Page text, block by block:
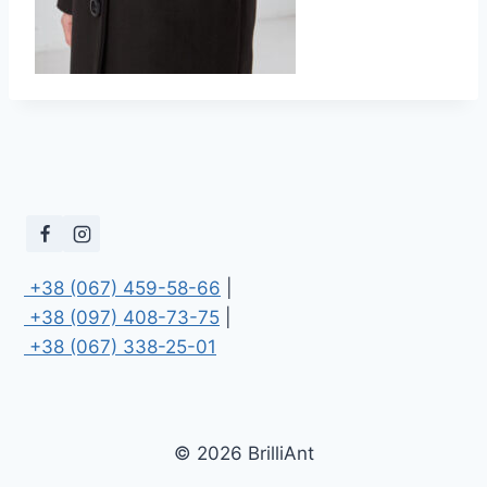
+38 (067) 459-58-66
+38 (097) 408-73-75
+38 (067) 338-25-01
© 2026 BrilliAnt